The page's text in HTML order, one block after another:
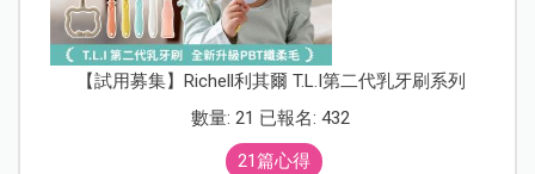
【試用募集】Richell利其爾 T.L.I第二代乳牙刷系列
數量: 21 已報名: 432
21篇心得